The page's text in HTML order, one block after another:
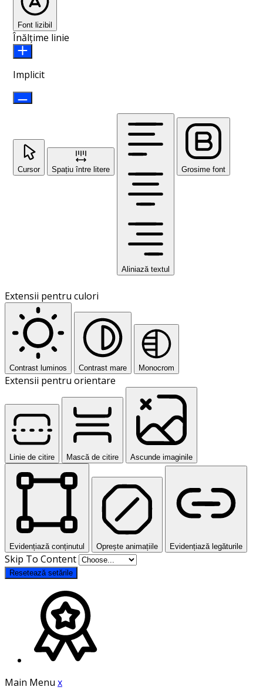
Font lizibil
Înălțime linie
Implicit
Cursor Spațiu între litere
Aliniază textul
Grosime font
Extensii pentru culori
Contrast luminos Contrast mare Monocrom
Extensii pentru orientare
Linie de citire Mască de citire Ascunde imaginile
Evidențiază conținutul Oprește animațiile Evidențiază legăturile
Skip To Content
Resetează setările
Main Menu x